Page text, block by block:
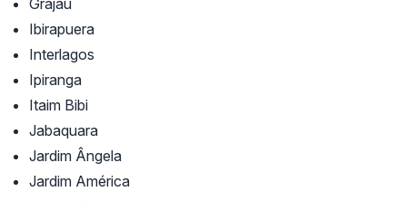
Ibirapuera
Interlagos
Ipiranga
Itaim Bibi
Jabaquara
Jardim Ângela
Jardim América